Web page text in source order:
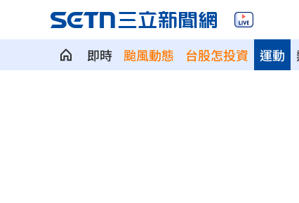
即時 颱風動態 台股怎投資 運動